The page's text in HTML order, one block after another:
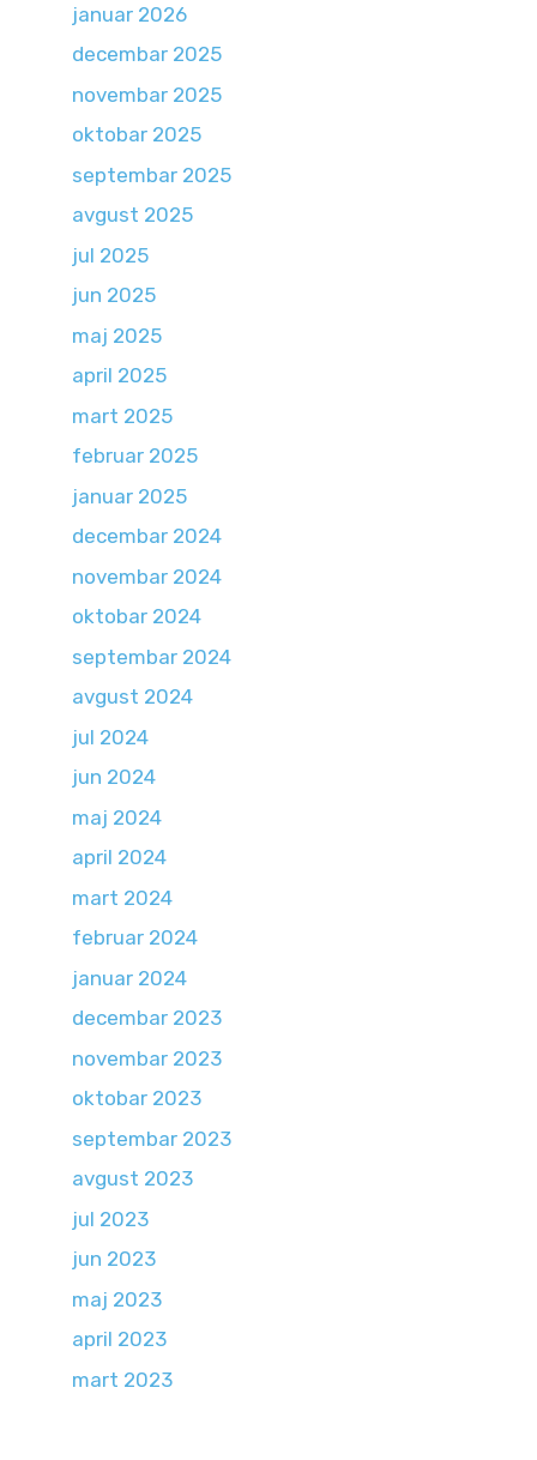
januar 2026
decembar 2025
novembar 2025
oktobar 2025
septembar 2025
avgust 2025
jul 2025
jun 2025
maj 2025
april 2025
mart 2025
februar 2025
januar 2025
decembar 2024
novembar 2024
oktobar 2024
septembar 2024
avgust 2024
jul 2024
jun 2024
maj 2024
april 2024
mart 2024
februar 2024
januar 2024
decembar 2023
novembar 2023
oktobar 2023
septembar 2023
avgust 2023
jul 2023
jun 2023
maj 2023
april 2023
mart 2023